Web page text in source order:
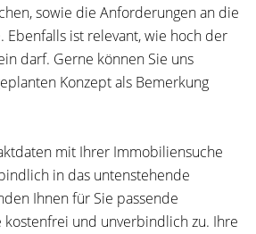
sowie die Anforderungen an die
Ebenfalls ist relevant, wie hoch der
darf. Gerne können Sie uns
Konzept als Bemerkung
mit Ihrer Immobiliensuche
in das untenstehende
Ihnen für Sie passende
und unverbindlich zu. Ihre